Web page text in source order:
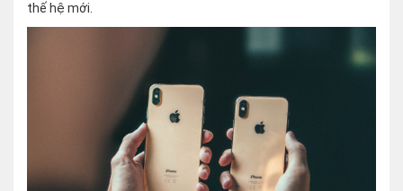
thế hệ mới.